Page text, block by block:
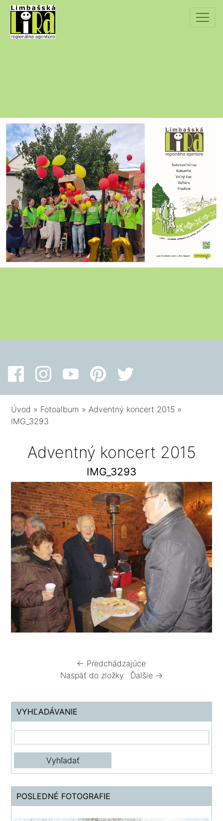
Úvod » Fotoalbum »Adventný koncert 2015 »
IMG_3293
Adventný koncert 2015
IMG_3293
← Predchádzajúce
Naspäť do zložky
Ďalšie →
VYHĽADÁVANIE
POSLEDNÉ FOTOGRAFIE